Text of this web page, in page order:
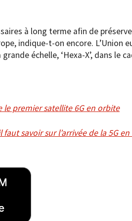
à long terme afin de
indique-t-on encore. L’Union
échelle, ‘Hexa-X’, dans le
le premier satellite 6G en orbite
savoir sur l’arrivée de la 5G